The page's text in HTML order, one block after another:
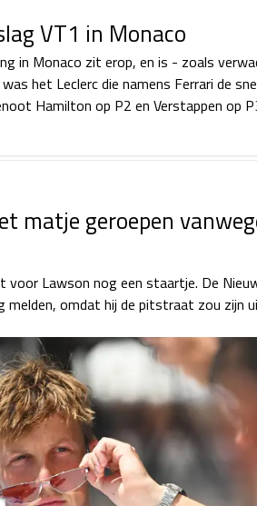
VT1 in Monaco
in Monaco zit erop, en is - zoals
het Leclerc die namens Ferrari de
Hamilton op P2 en Verstappen op
matje geroepen
voor Lawson nog een staartje. De
melden, omdat hij de pitstraat zou zijn